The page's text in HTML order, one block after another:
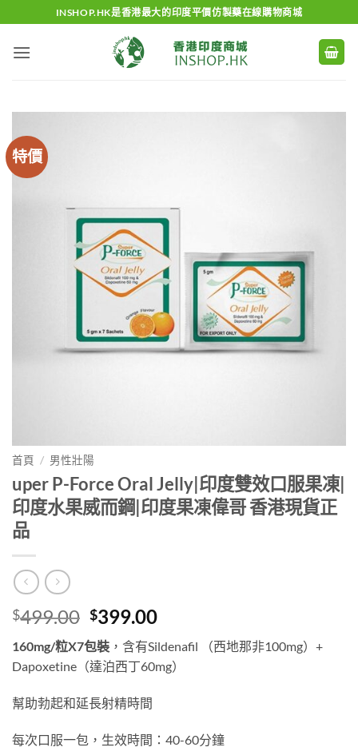
to
content
INSHOP.HK是香港最大的印度平價仿製藥在線購物商城
特價
首頁 / 男性壯陽
uper P-Force Oral Jelly|印度雙效口服果凍|
印度水果威而鋼|印度果凍偉哥 香港現貨正
品
$499.00 Original
price
was:
$499.00.
$399.00Current
is:
$399.00.
160mg/粒X7包裝 ，含有Sildenafil （西地那非100mg）+
Dapoxetine（達泊西丁60mg）
幫助勃起和延長射精時間
每次口服一包，生效時間：40-60分鐘